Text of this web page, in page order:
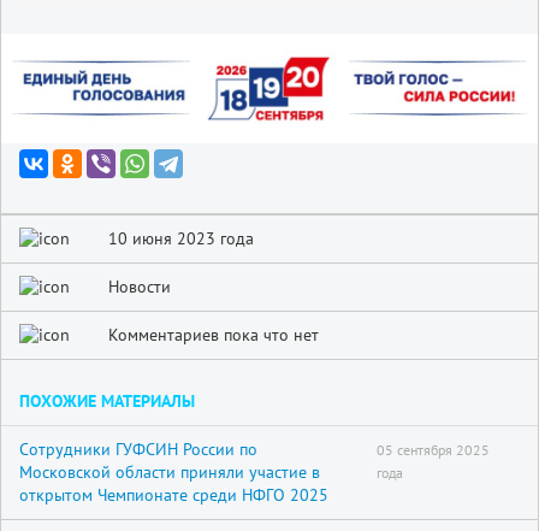
10 июня 2023 года
Новости
Комментариев пока что нет
ПОХОЖИЕ МАТЕРИАЛЫ
Сотрудники ГУФСИН России по
Московской области приняли участие в
открытом Чемпионате среди НФГО 2025
05 сентября 2025
года